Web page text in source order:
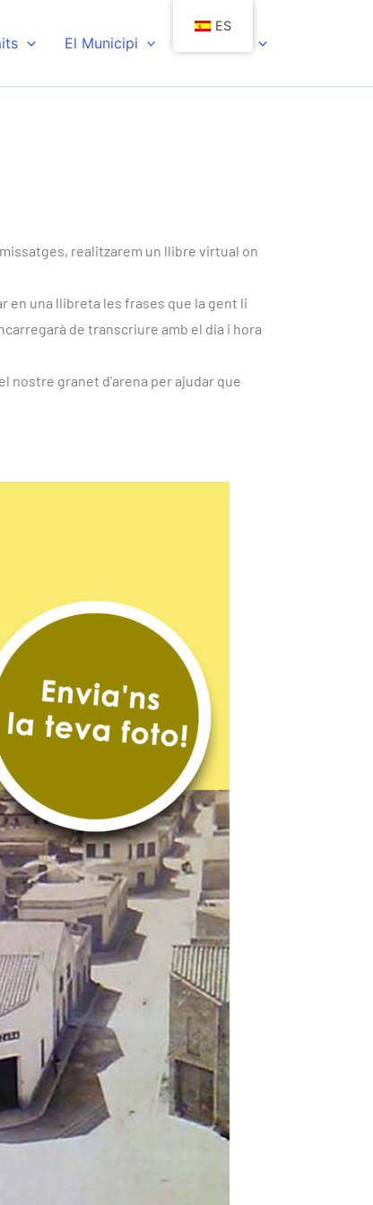
El Municipi
realitzarem un llibre virtual on
en una llibreta les frases que la gent li
de transcriure amb el dia i hora
granet d’arena per ajudar que
ES